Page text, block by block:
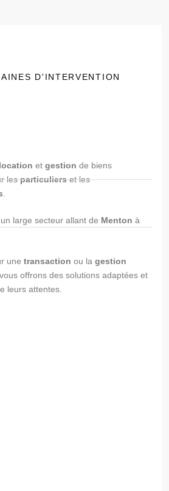
D'INTERVENTION
location et gestion de biens
lesparticulierset les
large secteur allant de Menton à
une transaction ou la gestion
offrons des solutions adaptées et
leurs attentes.